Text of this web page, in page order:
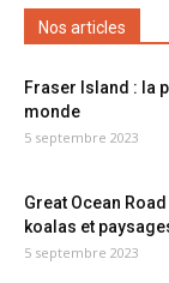
Nos articles
Fraser Island : la
monde
5 septembre 2023
Great Ocean
koalas et
5 septembre 2023